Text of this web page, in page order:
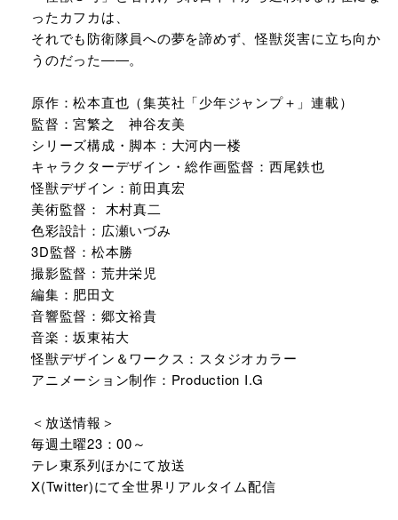
ったカフカは、
それでも防衛隊員への夢を諦めず、怪獣災害に立ち向か
うのだった――。
原作：松本直也（集英社「少年ジャンプ＋」連載）
監督：宮繁之 神谷友美
シリーズ構成・脚本：大河内一楼
キャラクターデザイン・総作画監督：西尾鉄也
怪獣デザイン：前田真宏
美術監督： 木村真二
色彩設計：広瀬いづみ
3D監督：松本勝
撮影監督：荒井栄児
編集：肥田文
音響監督：郷文裕貴
音楽：坂東祐大
怪獣デザイン＆ワークス：スタジオカラー
アニメーション制作：Production I.G
＜放送情報＞
毎週土曜23：00～
テレ東系列ほかにて放送
X(Twitter)にて全世界リアルタイム配信